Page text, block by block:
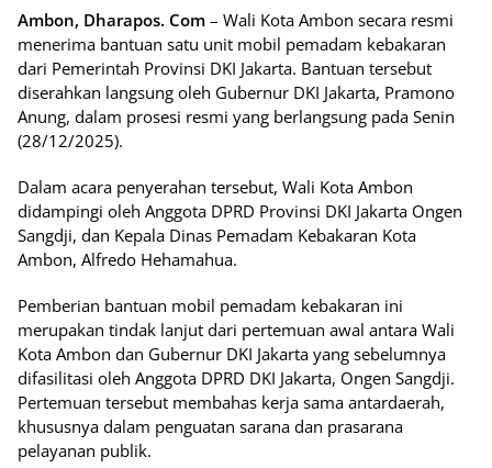
Ambon, Dharapos. Com – Wali Kota Ambon secara resmi
menerima bantuan satu unit mobil pemadam kebakaran
dari Pemerintah Provinsi DKI Jakarta. Bantuan tersebut
diserahkan langsung oleh Gubernur DKI Jakarta, Pramono
Anung, dalam prosesi resmi yang berlangsung pada Senin
(28/12/2025).
Dalam acara penyerahan tersebut, Wali Kota Ambon
didampingi oleh Anggota DPRD Provinsi DKI Jakarta Ongen
Sangdji, dan Kepala Dinas Pemadam Kebakaran Kota
Ambon, Alfredo Hehamahua.
Pemberian bantuan mobil pemadam kebakaran ini
merupakan tindak lanjut dari pertemuan awal antara Wali
Kota Ambon dan Gubernur DKI Jakarta yang sebelumnya
difasilitasi oleh Anggota DPRD DKI Jakarta, Ongen Sangdji.
Pertemuan tersebut membahas kerja sama antardaerah,
khususnya dalam penguatan sarana dan prasarana
pelayanan publik.